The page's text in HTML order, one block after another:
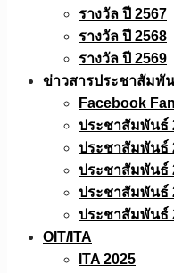
รางวัล ปี 2567
รางวัล ปี 2568
รางวัล ปี 2569
ข่าวสารประชาสัมพั
Facebook
ประชาสัมพันธ์
ประชาสัมพันธ์
ประชาสัมพันธ์
ประชาสัมพันธ์
ประชาสัมพันธ์
OIT/ITA
ITA 2025